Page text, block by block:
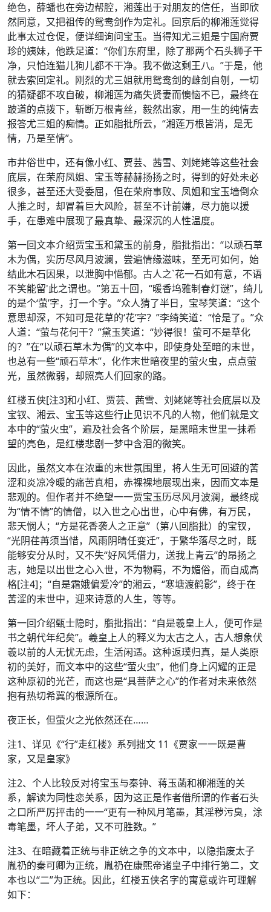
绝色，薛蟠也在旁边帮腔，湘莲出于对朋友的信任，当即欣
然同意，又把祖传的鸳鸯剑作为定礼。回京后的柳湘莲觉得
此事太过仓促，便详细询问宝玉。当得知尤三姐是宁国府贾
珍的姨妹，他跌足道：“你们东府里，除了那两个石头狮子干
净，只怕连猫儿狗儿都不干净。我不做这剩王八。”于是，他
就去索回定礼。刚烈的尤三姐就用鸳鸯剑的雌剑自刎，一切
的猜疑都不攻自破，柳湘莲为痛失贤妻而懊恼不已，最终在
跛道的点拨下，斩断万根青丝，毅然出家，用一生的纯情去
报答尤三姐的痴情。正如脂批所云，“湘莲万根皆消，是无
情，乃是至情”。
市井俗世中，还有像小红、贾芸、茜雪、刘姥姥等这些社会
底层，在荣府凤姐、宝玉等赫赫扬扬之时，得到的好处未必
很多，甚至还大受委屈，但在荣府事败、凤姐和宝玉墙倒众
人推之时，却冒着巨大风险，甚至不计前嫌，尽力施以援
手，在患难中展现了最真挚、最深沉的人性温度。
第一回文本介绍贾宝玉和黛玉的前身，脂批指出：“以顽石草
木为偶，实历尽风月波澜，尝遍情缘滋味，至无可如何，始
结此木石因果，以泄胸中悒郁。古人之`花一石如有意，不语
不笑能留'此之谓也。”第五十回，“暖香坞雅制春灯谜”，绮儿
的是个‘萤’字，打一个字。”众人猜了半日，宝琴笑道：“这个
意思却深，不知可是花草的‘花’字？”李绮笑道：“恰是了。”众
人道：“萤与花何干？”黛玉笑道：“妙得很！萤可不是草化
的？”在“以顽石草木为偶”的文本中，即使身处至暗的末世，
也总有一些“顽石草木”，化作末世暗夜里的萤火虫，点点萤
光，虽然微弱，却照亮人们回家的路。
红楼五侠[注3]和小红、贾芸、茜雪、刘姥姥等社会底层以及
宝钗、湘云、宝玉等这些行止见识不凡的人物，他们就是文
本中的“萤火虫”，遍及社会各个阶层，是黑暗末世里一抺希
望的亮色，是红楼悲剧一梦中含泪的微笑。
因此，虽然文本在浓重的末世氛围里，将人生无可回避的苦
涩和炎凉冷暖的痛苦真相，赤裸裸地展现出来，因而文本是
悲观的。但作者并不绝望一一贾宝玉历尽风月波澜，最终成
为“情不情”的情僧，以入世之心出世，心中有佛，有万民，
悲天悯人；“方是花香袭人之正意”（第八回脂批）的宝钗，
“光阴荏苒须当惜，风雨阴晴任变迁”，于繁华落尽之时，既
能够安分从时，又不失“好风凭借力，送我上青云”的昂扬之
志，她是以出世之心入世，不为物羁，不为媚俗，而自成高
格[注4]；“自是霜娥偏爱冷”的湘云，“寒塘渡鹤影”，终于在
苦涩的末世中，迎来诗意的人生，等等。
第一回介绍甄士隐时，脂批指出：“自是羲皇上人，便可作是
书之朝代年纪矣”。羲皇上人的释义为太古之人，古人想象伏
羲以前的人无忧无虑，生活闲适。这种返璞归真，是人类原
初的美好，而文本中的这些“萤火虫”，他们身上闪耀的正是
这种原初的光芒，而这也是“具菩萨之心”的作者对未来依然
抱有热切希冀的根源所在。
夜正长，但萤火之光依然还在……
注1、详见《“行”走红楼》系列拙文 11《贾家一一既是曹
家，又是皇家》
注2、个人比较反对将宝玉与秦钟、蒋玉菡和柳湘莲的关
系，解读为同性恋关系，因为这正是作者借所谓的作者石头
之口所严厉抨击的一一“更有一种风月笔墨，其淫秽污臭，涂
毒笔墨，坏人子弟，又不可胜数。”
注3、在暗藏着正统与非正统之争的文本中，以隐指废太子
胤礽的秦可卿为正统，胤礽在康熙帝诸皇子中排行第二，文
本也以“二”为正统。因此，红楼五侠名字的寓意或许可理解
如下：